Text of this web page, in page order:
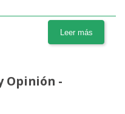
Leer más
Opinión -